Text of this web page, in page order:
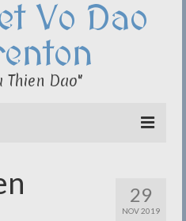
Vo Dao
Thien Dao"
29
NOV 2019